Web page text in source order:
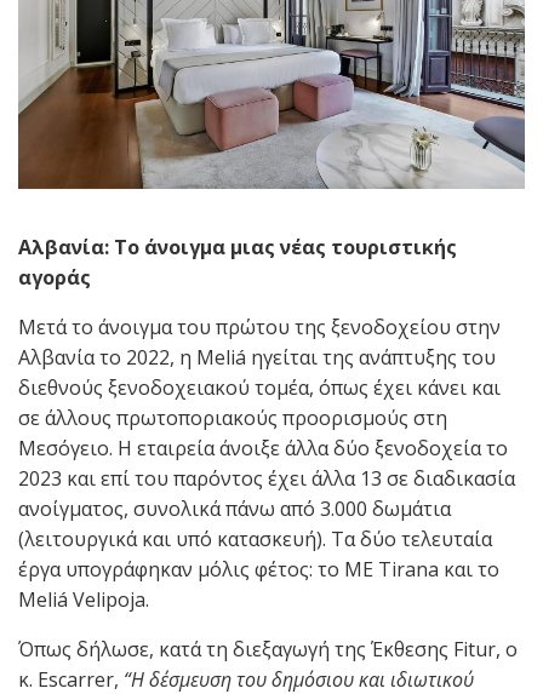
Αλβανία: Το άνοιγμα μιας νέας τουριστικής
αγοράς
Μετά το άνοιγμα του πρώτου της ξενοδοχείου στην
Αλβανία το 2022, η Meliá ηγείται της ανάπτυξης του
διεθνούς ξενοδοχειακού τομέα, όπως έχει κάνει και
σε άλλους πρωτοποριακούς προορισμούς στη
Μεσόγειο. Η εταιρεία άνοιξε άλλα δύο ξενοδοχεία το
2023 και επί του παρόντος έχει άλλα 13 σε διαδικασία
ανοίγματος, συνολικά πάνω από 3.000 δωμάτια
(λειτουργικά και υπό κατασκευή). Τα δύο τελευταία
έργα υπογράφηκαν μόλις φέτος: το ME Tirana και το
Meliá Velipoja.
Όπως δήλωσε, κατά τη διεξαγωγή της Έκθεσης Fitur, ο
κ. Escarrer, “Η δέσμευση του δημόσιου και ιδιωτικού